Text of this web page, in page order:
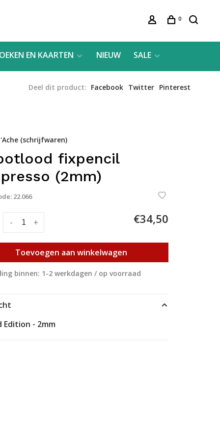
0
EN KAARTEN NIEUW SALE
Deel dit product: Facebook Twitter Pinterest
(schrijfwaren)
fixpencil
(2mm)
22.066
+
- €34,50
Toevoegen aan winkelwagen
binnen: 1-2 werkdagen / op voorraad
Edition - 2mm